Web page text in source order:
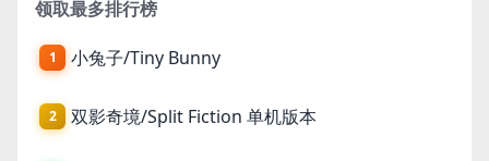
领取最多排行榜
1 小兔子/Tiny Bunny
2 双影奇境/Split Fiction 单机版本